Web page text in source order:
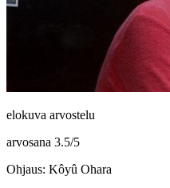
elokuva arvostelu
arvosana 3.5/5
Ohjaus: Kôyû Ohara